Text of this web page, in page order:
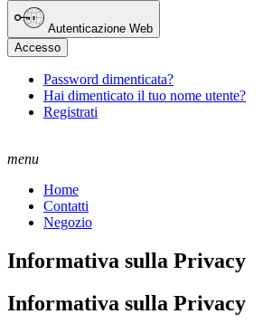
Autenticazione Web
Accesso
Password dimenticata?
Hai dimenticato il tuo nome utente?
Registrati
menu
Home
Contatti
Negozio
Informativa sulla Privacy
Informativa sulla Privacy